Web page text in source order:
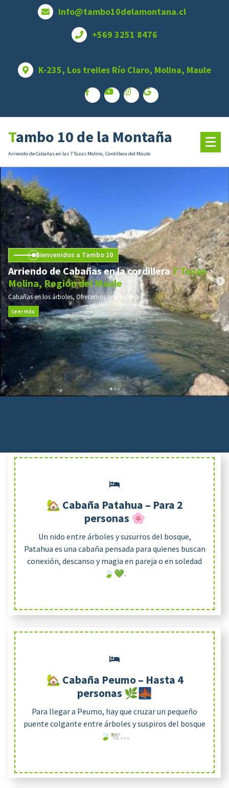
info@tambo10delamontana.cl
+569 3251 8476
K-235, Los treiles Río Claro, Molina, Maule
Tambo 10 de la Montaña
Arriendo de Cabañas en las 7 Tazas Molina, Cordillera del Maule
Bienvenidos a Tambo 10
Arriendo de Cabañas en la cordillera7 Tazas
Molina, Región del Maule
Cabañas en los árboles, Ofrecemos una experiencia inolvidable
Leer más
🏡 Cabaña Patahua – Para 2
personas 🌸
Un nido entre árboles y susurros del bosque,
Patahua es una cabaña pensada para quienes buscan
conexión, descanso y magia en pareja o en soledad
🍃💚.
🏡 Cabaña Peumo – Hasta 4
personas 🌿🌉
Para llegar a Peumo, hay que cruzar un pequeño
puente colgante entre árboles y suspiros del bosque
🍃🕊️…